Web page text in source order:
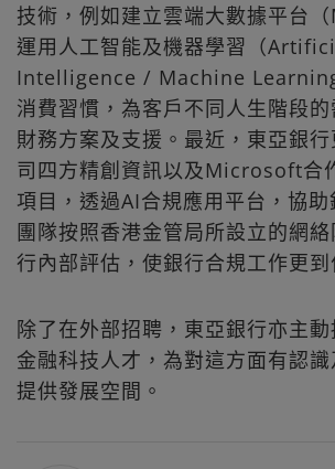
技術，例如建立雲端大數據平台
運用人工智能及機器學習（
Intelligence / Machine
消費習慣，為客戶不同人生階段
財務方案及支援。最近，東亞銀
司四方精創資訊以及Microsoft合
項目，透過AI合規應用平台，協
團隊按照香港金管局所設立的網
行內部評估，使銀行合規工作更到
除了在外部招聘，東亞銀行亦主
金融科技人才，為對這方面有認
提供發展空間。